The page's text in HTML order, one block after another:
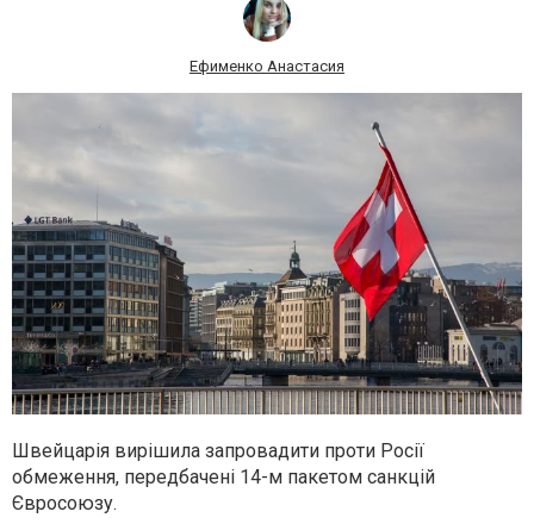
Ефименко Анастасия
Швейцарія вирішила запровадити проти Росії
обмеження, передбачені 14-м пакетом санкцій
Євросоюзу.